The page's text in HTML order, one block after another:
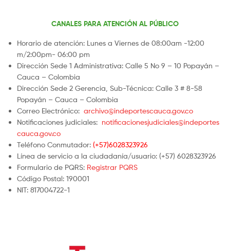
CANALES PARA ATENCIÓN AL PÚBLICO
Horario de atención: Lunes a Viernes de 08:00am -12:00
m/2:00pm- 06:00 pm
Dirección Sede 1 Administrativa: Calle 5 No 9 – 10 Popayán –
Cauca – Colombia
Dirección Sede 2 Gerencia, Sub-Técnica: Calle 3 # 8-58
Popayán – Cauca – Colombia
Correo Electrónico: archivo@indeportescauca.gov.co
Notificaciones judiciales: notificacionesjudiciales@indeportes
cauca.gov.co
Teléfono Conmutador: (+57)6028323926
Línea de servicio a la ciudadanía/usuario: (+57) 6028323926
Formulario de PQRS: Registrar PQRS
Código Postal: 190001
NIT: 817004722-1